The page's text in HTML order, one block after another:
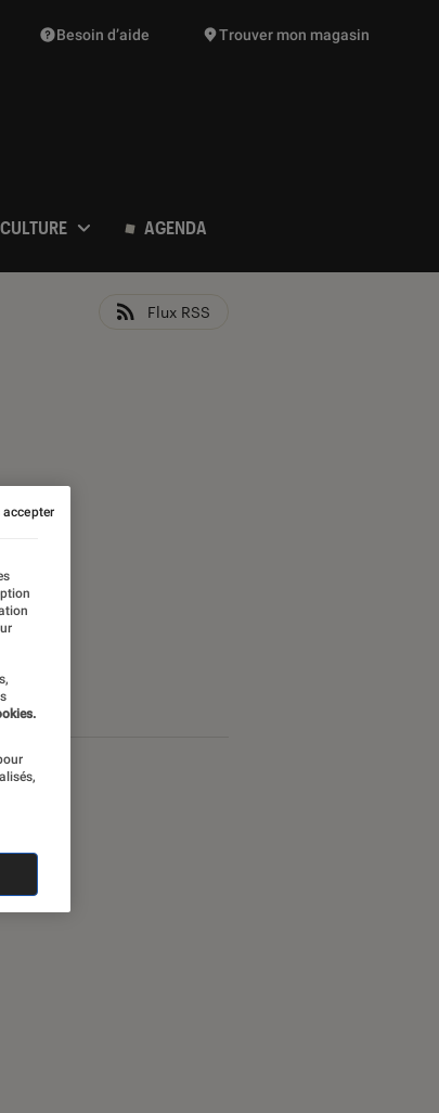
suggestions de produits vont vous être proposées
Besoin d’aide Trouver mon magasin
AGENDA
Flux RSS